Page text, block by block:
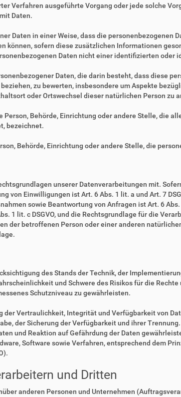
Verfahren ausgeführte Vorgang oder jede solche
Daten.
Daten in einer Weise, dass die
können, sofern diese zusätzlichen Informationen
Daten nicht einer identifizierten oder
Daten, die darin besteht, dass diese
zu bewerten, insbesondere um Aspekte
oder Ortswechsel dieser natürlichen Person zu
Behörde, Einrichtung oder andere Stelle, die
bezeichnet.
Behörde, Einrichtung oder andere Stelle, die
unserer Datenverarbeitungen mit.
von Einwilligungen ist Art. 6 Abs. 1 lit. a und Art. 7
sowie Beantwortung von Anfragen ist Art. 6
1 lit. c DSGVO, und die Rechtsgrundlage für die
der betroffenen Person oder einer anderen
des Stands der Technik, der
und Schwere des Risikos für die
Schutzniveau zu gewährleisten.
Vertraulichkeit, Integrität und Verfügbarkeit von
der Sicherung der Verfügbarkeit und ihrer
und Reaktion auf Gefährdung der Daten
Software sowie Verfahren, entsprechend dem
und Dritten
anderen Personen und Unternehmen